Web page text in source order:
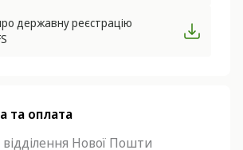
державну реєстрацію
та оплата
Нової Пошти